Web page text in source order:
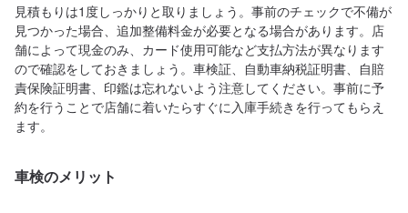
見積もりは1度しっかりと取りましょう。事前のチェックで不備が
見つかった場合、追加整備料金が必要となる場合があります。店
舗によって現金のみ、カード使用可能など支払方法が異なります
ので確認をしておきましょう。車検証、自動車納税証明書、自賠
責保険証明書、印鑑は忘れないよう注意してください。事前に予
約を行うことで店舗に着いたらすぐに入庫手続きを行ってもらえ
ます。
車検のメリット